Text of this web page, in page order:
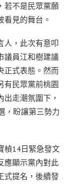
若不是民眾黨願
看見的舞台。
人，此次有意叩
議員江和樹建議
正式表態。然而
有民眾黨前桃園
走潮氛圍下，
，盼讓第三勢力
楨14日緊急發文
應顯示黨內對此
式提名，後續發